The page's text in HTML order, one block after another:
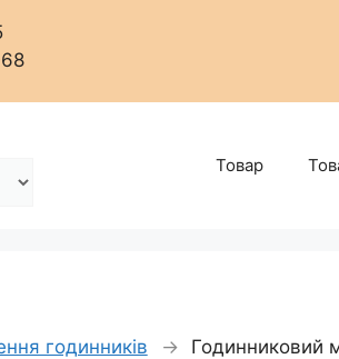
Товар
годинників →
Годинниковий